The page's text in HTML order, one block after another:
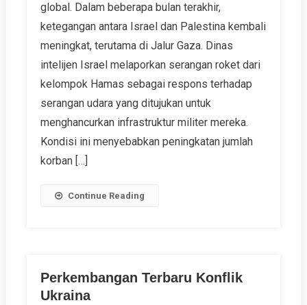
global. Dalam beberapa bulan terakhir,
ketegangan antara Israel dan Palestina kembali
meningkat, terutama di Jalur Gaza. Dinas
intelijen Israel melaporkan serangan roket dari
kelompok Hamas sebagai respons terhadap
serangan udara yang ditujukan untuk
menghancurkan infrastruktur militer mereka.
Kondisi ini menyebabkan peningkatan jumlah
korban […]
Continue Reading
Perkembangan Terbaru Konflik
Ukraina